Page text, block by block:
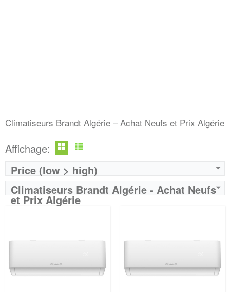
Climatiseurs Brandt Algérie – Achat Neufs et Prix Algérie
Affichage:
Price (low > high)
Climatiseurs Brandt Algérie - Achat Neufs
et Prix Algérie